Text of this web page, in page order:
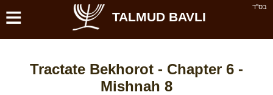
בס''ד ≡ TALMUD BAVLI
Tractate Bekhorot - Chapter 6 -
Mishnah 8